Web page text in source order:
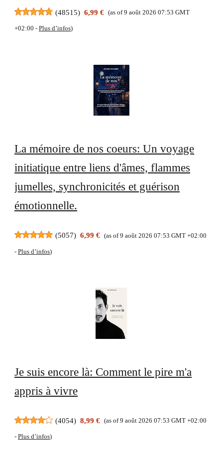
(48515) 6,99 € (as of 9 août 2026 07:53 GMT
+02:00 - Plus d’infos)
La mémoire de nos coeurs: Un voyage
initiatique entre liens d'âmes, flammes
jumelles, synchronicités et guérison
émotionnelle.
(5057) 6,99 € (as of 9 août 2026 07:53 GMT +02:00
- Plus d’infos)
Je suis encore là: Comment le pire m'a
appris à vivre
(4054) 8,99 € (as of 9 août 2026 07:53 GMT +02:00
- Plus d’infos)